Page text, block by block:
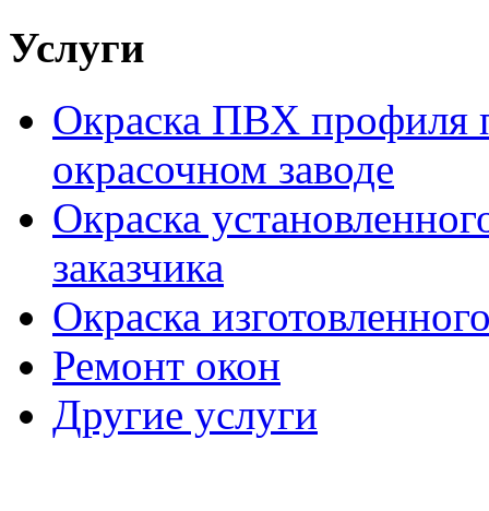
Услуги
Окраска ПВХ профиля
окрасочном заводе
Окраска
заказчика
Окраска
Ремонт окон
Другие услуги